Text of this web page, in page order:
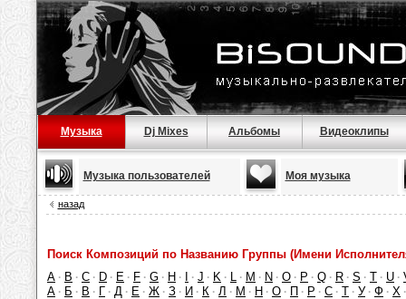
Музыка Dj Mixes Альбомы Видеоклипы
Музыка пользователей Моя музыка
назад
Поиск Композиций по Названию Группы (Имени
A · B · C · D · E · F · G · H · · J · K · L · M · N · O · P · Q · R · S · T · U ·
А · Б · В · Г · Д · Е · Ж · З · И · К · Л · М · Н · О · П · Р · С · Т · У · Ф · Х